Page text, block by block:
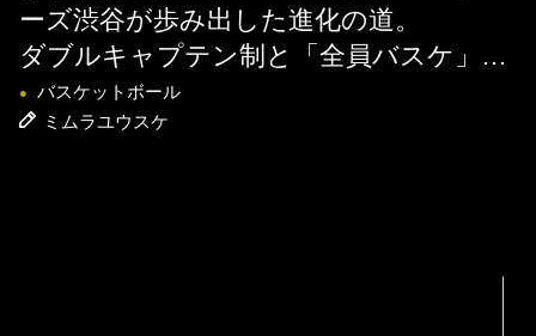
ーズ渋谷が歩み出した進化の道。
ダブルキャプテン制と「全員バスケ」で
頂点へ
●
バスケットボール
ミムラユウスケ